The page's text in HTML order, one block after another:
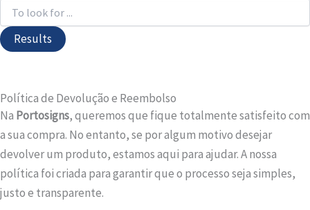
Results
Política de Devolução e Reembolso
Na Portosigns, queremos que fique totalmente satisfeito com
a sua compra. No entanto, se por algum motivo desejar
devolver um produto, estamos aqui para ajudar. A nossa
política foi criada para garantir que o processo seja simples,
justo e transparente.